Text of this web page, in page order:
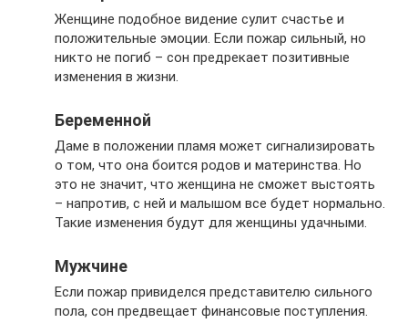
Женщине подобное видение сулит счастье и
положительные эмоции. Если пожар сильный, но
никто не погиб – сон предрекает позитивные
изменения в жизни.
Беременной
Даме в положении пламя может сигнализировать
о том, что она боится родов и материнства. Но
это не значит, что женщина не сможет выстоять
– напротив, с ней и малышом все будет нормально.
Такие изменения будут для женщины удачными.
Мужчине
Если пожар привиделся представителю сильного
пола, сон предвещает финансовые поступления.